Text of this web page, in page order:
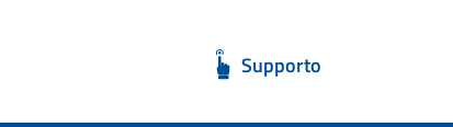
Supporto